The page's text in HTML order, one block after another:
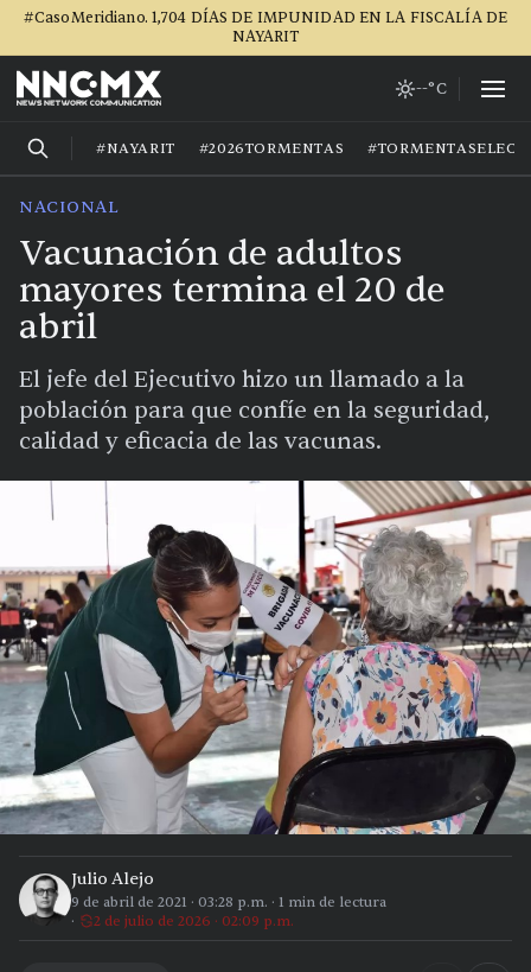
#CasoMeridiano. 1,704 DÍAS DE IMPUNIDAD EN LA FISCALÍA DE
NAYARIT
--°C
#NAYARIT #2026TORMENTAS
NACIONAL
Vacunación de adultos
mayores termina el 20 de
abril
El jefe del Ejecutivo hizo un llamado a la
población para que confíe en la seguridad,
calidad y eficacia de las vacunas.
Julio Alejo
9 de abril de 2021 · 03:28 p.m. · 1 min de lectura
2 de julio de 2026 · 02:09 p.m.